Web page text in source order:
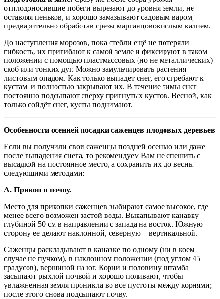
отплодоносившие побеги вырезают до уровня земли, не
оставляя пеньков, и хорошо замазывают садовым варом,
предварительно обработав срезы марганцовокислым калием.
До наступления морозов, пока стебли ещё не потеряли
гибкость, их пригибают к самой земле и фиксируют в таком
положении с помощью пластмассовых (но не металлических)
скоб или тонких дуг. Можно замульчировать растения
листовым опадом. Как только выпадет снег, его сгребают к
кустам, и полностью закрывают их. В течение зимы снег
постоянно подсыпают сверху пригнутых кустов. Весной, как
только сойдёт снег, кусты поднимают.
Особенности осенней посадки саженцев плодовых деревьев
Если вы получили свои саженцы поздней осенью или даже
после выпадения снега, то рекомендуем Вам не спешить с
высадкой на постоянное место, а сохранить их до весны
следующими методами:
А. Прикоп в почву.
Место для прикопки саженцев выбирают самое высокое, где
менее всего возможен застой воды. Выкапывают канавку
глубиной 50 см в направлении с запада на восток. Южную
сторону ее делают наклонной, северную – вертикальной.
Саженцы раскладывают в канавке по одному (ни в коем
случае не пучком), в наклонном положении (под углом 45
градусов), вершиной на юг. Корни и половину штамба
засыпают рыхлой почвой и хорошо поливают, чтобы
увлажненная земля проникла во все пустоты между корнями;
после этого снова подсыпают почву.